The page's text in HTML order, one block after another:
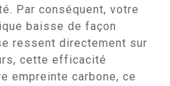
Par conséquent, votre
baisse de façon
ressent directement sur
cette efficacité
empreinte carbone, ce